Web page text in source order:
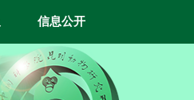
信息公开